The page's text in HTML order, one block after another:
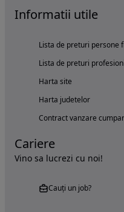
Informatii utile
Lista de preturi persone
Lista de preturi
Harta site
Harta judetelor
Contract vanzare
Cariere
Vino sa lucrezi cu noi!
Cauți un job?